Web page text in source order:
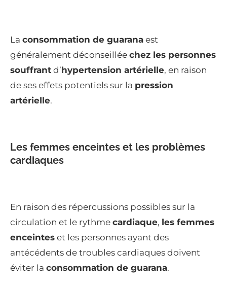
La consommation de guarana est
généralement déconseillée chez les personnes
souffrant d’hypertension artérielle, en raison
de ses effets potentiels sur la pression
artérielle.
Les femmes enceintes et les problèmes
cardiaques
En raison des répercussions possibles sur la
circulation et le rythme cardiaque, les femmes
enceintes et les personnes ayant des
antécédents de troubles cardiaques doivent
éviter la consommation de guarana.